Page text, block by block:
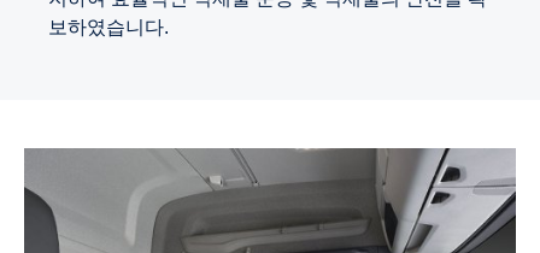
보하였습니다.